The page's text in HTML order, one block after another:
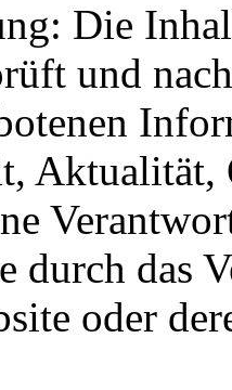
Die
und
Aktualität,
durch das
oder